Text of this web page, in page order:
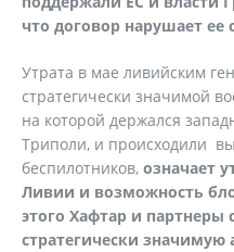
что договор нарушает ее
Утрата в мае ливийским
стратегически значимой
на которой держался
Триполи, и происходили
беспилотников, означает
Ливии и возможность
этого Хафтар и партнеры
стратегически значимую